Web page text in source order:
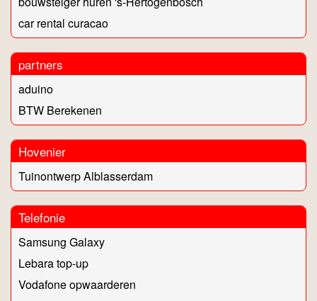
car rental curacao
partners
aduino
BTW Berekenen
Hovenier
Tuinontwerp Alblasserdam
Telefonie
Samsung Galaxy
Lebara top-up
Vodafone opwaarderen